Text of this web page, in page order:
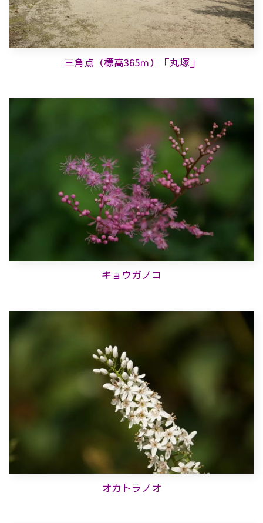
三角点（標高365ｍ）「丸塚」
キョウガノコ
オカトラノオ